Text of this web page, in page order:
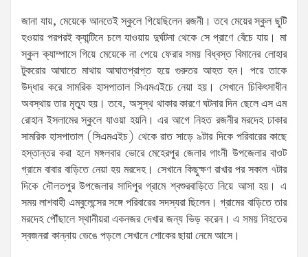
জানা যায়, মেয়েকে আনতেই স্কুলে গিয়েছিলেন রজনী। তবে মেয়ের স্কুল ছুটি
হওয়ার পরপরই ক্যান্টিনে চলে যাওয়ায় দুর্ঘটনা থেকে সে প্রাণে বেঁচে যায়। মা
স্কুল ক্যাম্পাসে গিয়ে মেয়েকে না পেয়ে ফেরার সময় বিধ্বস্ত বিমানের লোহার
টুকরোর আঘাতে মাথায় আঘাতপ্রাপ্ত হয়ে গুরুতর আহত হন। পরে তাকে
উদ্ধার করে সামরিক হাসপাতাল সিএমএইচে নেয়া হয়। সেখানে চিকিৎসাধীন
অবস্থায় তার মৃত্যু হয়। তবে, অসুস্থ থাকার কারণে ঘটনার দিন ছেলে এস এম
রোহান ইসলামের স্কুলে যাওয়া হয়নি। এর আগে নিহত রজনীর মরদেহ ঢাকার
সামরিক হাসপাতাল (সিএমএইচ) থেকে রাত সাড়ে ৯টার দিকে পরিবারের কাছে
হস্তান্তর করা হলে মঙ্গলবার ভোরে মেহেরপুর জেলার গাংনী উপজেলার বাওট
গ্রামে বাবার বাড়িতে নেয়া হয় মরদেহ। সেখানে কিছুক্ষণ রাখার পর সকাল ৭টার
দিকে দৌলতপুর উপজেলার সাদিপুর গ্রামে শ্বশুরবাড়িতে নিয়ে আসা হয়। এ
সময় লাশবাহী এম্বুলেন্সের সঙ্গে পরিবারের সদস্যরা ছিলেন। গ্রামের বাড়িতে তার
মরদেহ পৌঁছালে স্থানীয়রা একনজর দেখার জন্য ভিড় করেন। এ সময় নিহতের
স্বজনরা কান্নায় ভেঙে পড়লে সেখানে শোকের ছায়া নেমে আসে।